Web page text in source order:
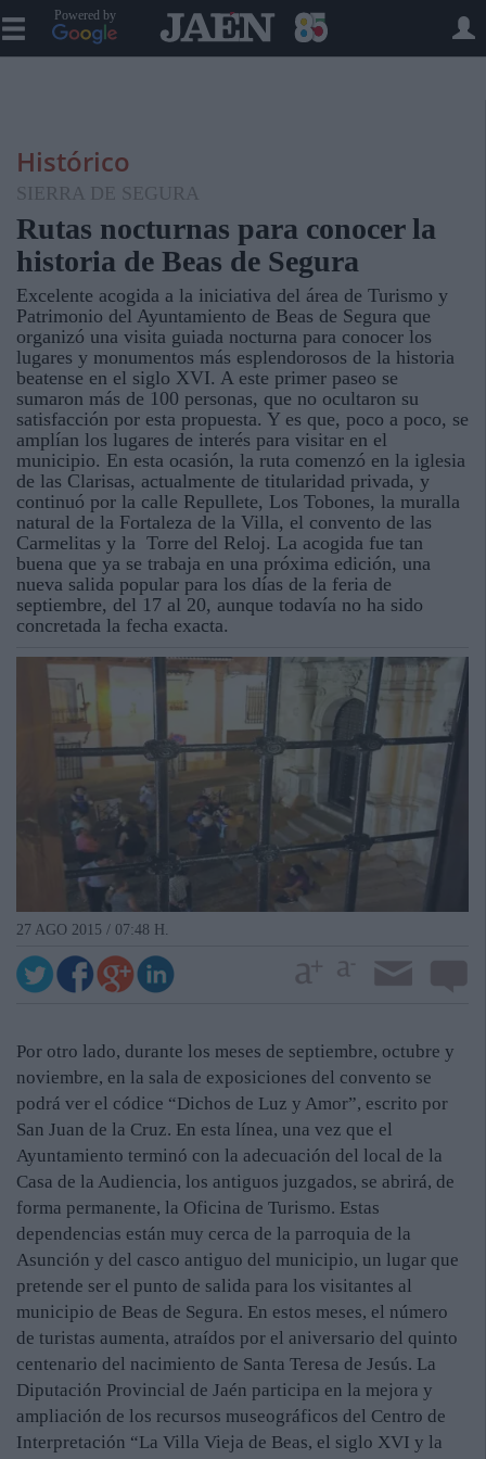
Powered by
Histórico
SIERRA DE SEGURA
Rutas nocturnas para conocer la
historia de Beas de Segura
Excelente acogida a la iniciativa del área de Turismo y
Patrimonio del Ayuntamiento de Beas de Segura que
organizó una visita guiada nocturna para conocer los
lugares y monumentos más esplendorosos de la historia
beatense en el siglo XVI. A este primer paseo se
sumaron más de 100 personas, que no ocultaron su
satisfacción por esta propuesta. Y es que, poco a poco, se
amplían los lugares de interés para visitar en el
municipio. En esta ocasión, la ruta comenzó en la iglesia
de las Clarisas, actualmente de titularidad privada, y
continuó por la calle Repullete, Los Tobones, la muralla
natural de la Fortaleza de la Villa, el convento de las
Carmelitas y la Torre del Reloj. La acogida fue tan
buena que ya se trabaja en una próxima edición, una
nueva salida popular para los días de la feria de
septiembre, del 17 al 20, aunque todavía no ha sido
concretada la fecha exacta.
27 AGO 2015 / 07:48 H.
Por otro lado, durante los meses de septiembre, octubre y
noviembre, en la sala de exposiciones del convento se
podrá ver el códice “Dichos de Luz y Amor”, escrito por
San Juan de la Cruz. En esta línea, una vez que el
Ayuntamiento terminó con la adecuación del local de la
Casa de la Audiencia, los antiguos juzgados, se abrirá, de
forma permanente, la Oficina de Turismo. Estas
dependencias están muy cerca de la parroquia de la
Asunción y del casco antiguo del municipio, un lugar que
pretende ser el punto de salida para los visitantes al
municipio de Beas de Segura. En estos meses, el número
de turistas aumenta, atraídos por el aniversario del quinto
centenario del nacimiento de Santa Teresa de Jesús. La
Diputación Provincial de Jaén participa en la mejora y
ampliación de los recursos museográficos del Centro de
Interpretación “La Villa Vieja de Beas, el siglo XVI y la